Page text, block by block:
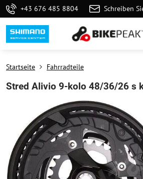
+43 676 485 8804 Schreiben
Startseite Fahrradteile
Stred Alivio 9-kolo 48/36/26 s